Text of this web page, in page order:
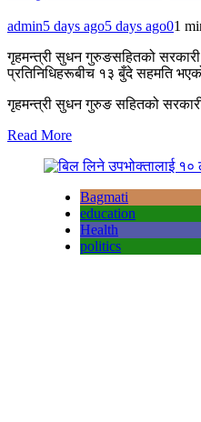
admin5 days ago5 days ago01
गृहमन्त्री सुधन गुरुङसहितको सरकारी
प्रतिनिधिहरूबीच १३ बुँदे सहमति
गृहमन्त्री सुधन गुरुङ सहितको सरकारी
Read More
Bagmati
education
Health
politics